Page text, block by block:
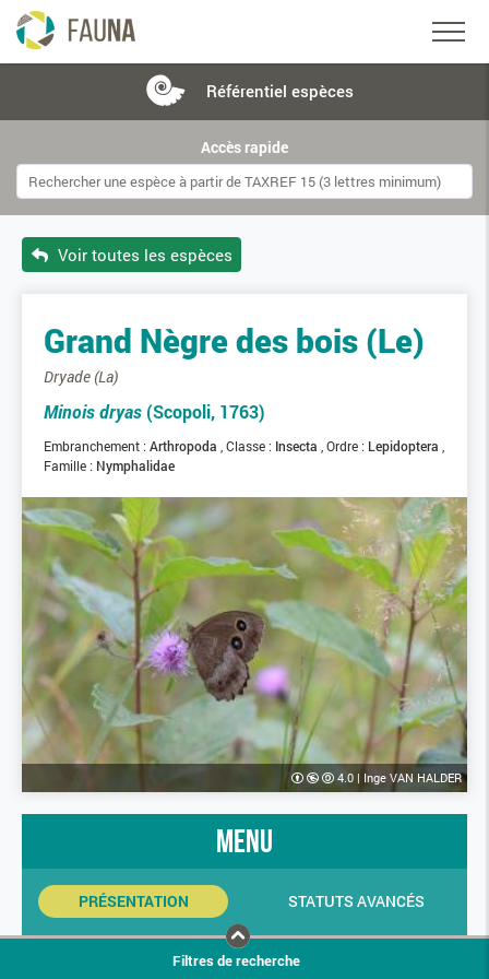
Référentiel espèces
Accès rapide
Voir toutes les espèces
Grand Nègre des bois (Le)
Dryade (La)
Minois dryas (Scopoli, 1763)
Embranchement : Arthropoda Classe : Insecta Ordre : Lepidoptera
Famille : Nymphalidae
4.0 | Inge VAN HALDER
menu
PRÉSENTATION STATUTS AVANCÉS
INDICATEURS SINP
PHOTOS
Filtres de recherche